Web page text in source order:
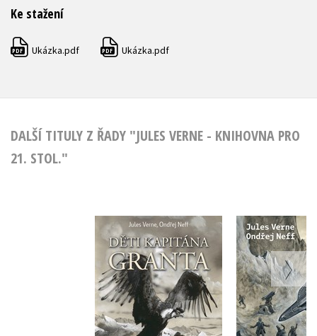
Ke stažení
PDF Ukázka.pdf PDF Ukázka.pdf
DALŠÍ TITULY Z ŘADY "JULES VERNE - KNIHOVNA PRO
21. STOL."
Děti kapitána
Granta
Ondřej Neff
Vynález
Ondřej